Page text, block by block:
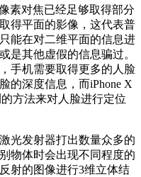
素对焦已经足够取得部分
得平面的影像，这代表普
能在对二维平面的信息进
是其他虚假的信息骗过。
手机需要取得更多的人脸
的深度信息，而iPhone X
方法来对人脸进行定位
光发射器打出数量众多的
物体时会出现不同程度的
射的图像进行3维立体结